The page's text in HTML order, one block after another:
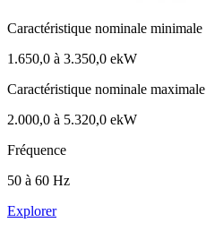
Caractéristique nominale minimale
1.650,0 à 3.350,0 ekW
Caractéristique nominale maximale
2.000,0 à 5.320,0 ekW
Fréquence
50 à 60 Hz
Explorer